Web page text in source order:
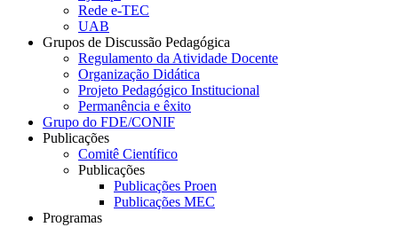
Rede e-TEC
UAB
Grupos de Discussão Pedagógica
Regulamento da Atividade Docente
Organização Didática
Projeto Pedagógico Institucional
Permanência e êxito
Grupo do FDE/CONIF
Publicações
Comitê Científico
Publicações
Publicações Proen
Publicações MEC
Programas